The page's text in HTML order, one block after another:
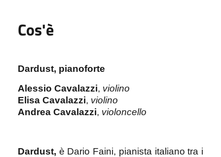
Cos'è
Dardust, pianoforte
Alessio Cavalazzi, violino
Elisa Cavalazzi, violino
Andrea Cavalazzi, violoncello
Dardust, è Dario Faini, pianista italiano tra i